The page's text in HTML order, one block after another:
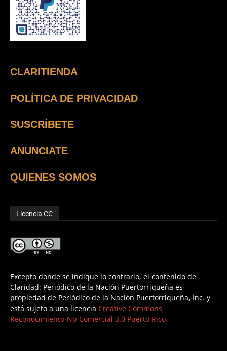
CLARITIENDA
POLÍTICA DE PRIVACIDAD
SUSCRÍBETE
ANUNCIATE
QUIENES SOMOS
Licencia CC
Excepto donde se indique lo contrario, el contenido de
Claridad: Periódico de la Nación Puertorriqueña es
propiedad de Periódico de la Nación Puertorriqueña, Inc. y
está sujeto a una licencia Creative Commons
Reconocimiento-No-Comercial 3.0 Puerto Rico.